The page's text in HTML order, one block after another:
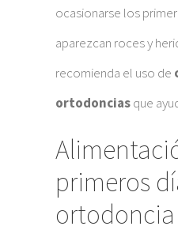
ocasionarse los
aparezcan roces y
recomienda el uso de
ortodonciasque
primeros
ortodoncia